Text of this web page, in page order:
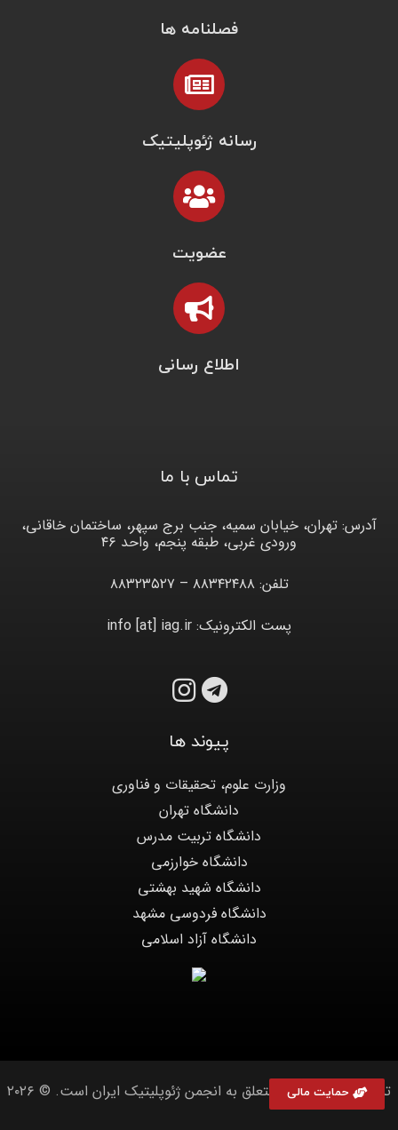
فصلنامه ها
رسانه ژئوپلیتیک
عضویت
اطلاع رسانی
حمایت مالی
تماس با ما
آدرس: تهران، خیابان سمیه، جنب برج سپهر، ساختمان خاقانی،
ورودی غربی، طبقه پنجم، واحد ۴۶
تلفن: ۸۸۳۴۲۴۸۸ – ۸۸۳۲۳۵۲۷
پست الکترونیک: info [at] iag.ir
پیوند ها
وزارت علوم، تحقیقات و فناوری
دانشگاه تهران
دانشگاه تربیت مدرس
دانشگاه خوارزمی
دانشگاه شهید بهشتی
دانشگاه فردوسی مشهد
دانشگاه آزاد اسلامی
تمامی حقوق سایت متعلق به انجمن ژئوپلیتیک ایران است. © ۲۰۲۶